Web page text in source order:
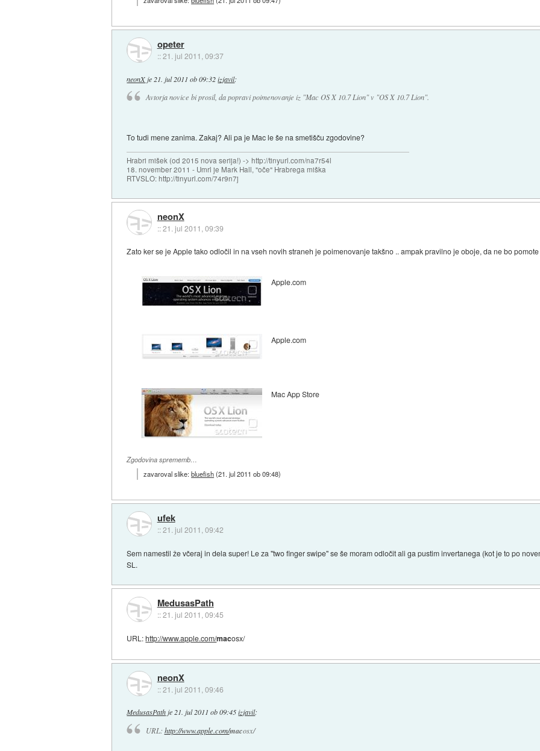
opeter
::21. jul 2011, 09:37
neonX je 21. jul 2011 ob 09:32 izjavil:
Avtorja novice bi prosil, da popravi poimenovanje iz "Mac OS X 10.7 Lion" v "OS X 10.7 Lion".
To tudi mene zanima. Zakaj? Ali pa je Mac le še na smetišču zgodovine?
Hrabri mišek (od 2015 nova serija!) -> http://tinyurl.com/na7r54l
18. november 2011 - Umrl je Mark Hall, "oče" Hrabrega miška
RTVSLO: http://tinyurl.com/74r9n7j
neonX
::21. jul 2011, 09:39
Zato ker se je Apple tako odločil in na vseh novih straneh je poimenovanje takšno .. ampak pravilno je oboje, da ne bo
Apple.com
Apple.com
Mac App Store
Zgodovina sprememb…
zavaroval slike:bluefish(21. jul 2011 ob 09:48)
ufek
::21. jul 2011, 09:42
Sem namestil že včeraj in dela super! Le za "two finger swipe" se še moram odločit ali ga pustim invertanega (kot je to po
SL.
MedusasPath
::21. jul 2011, 09:45
URL:http://www.apple.com/macosx/
neonX
::21. jul 2011, 09:46
MedusasPathje21. jul 2011 ob 09:45 izjavil:
URL: http://www.apple.com/macosx/